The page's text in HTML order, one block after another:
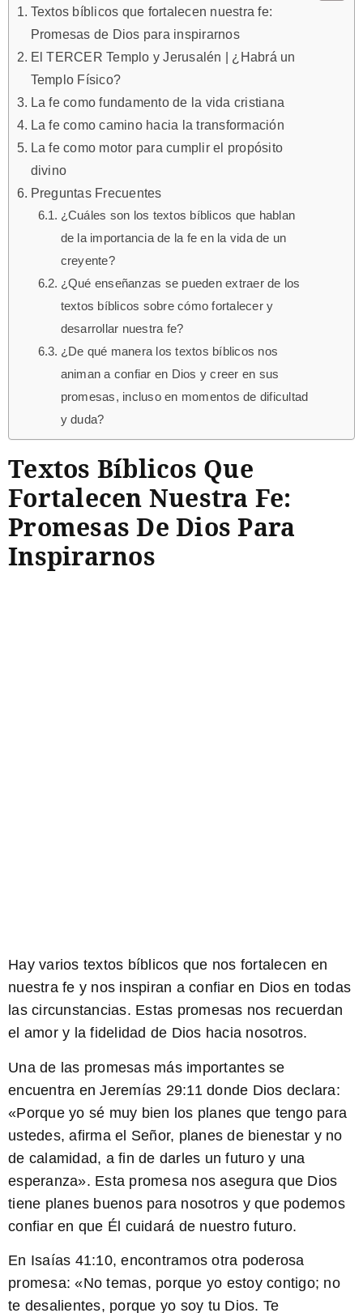
Textos bíblicos que fortalecen nuestra fe:
Promesas de Dios para inspirarnos
El TERCER Templo y Jerusalén | ¿Habrá un
Templo Físico?
La fe como fundamento de la vida cristiana
La fe como camino hacia la transformación
La fe como motor para cumplir el propósito
divino
Preguntas Frecuentes
¿Cuáles son los textos bíblicos que hablan
de la importancia de la fe en la vida de un
creyente?
¿Qué enseñanzas se pueden extraer de los
textos bíblicos sobre cómo fortalecer y
desarrollar nuestra fe?
¿De qué manera los textos bíblicos nos
animan a confiar en Dios y creer en sus
promesas, incluso en momentos de dificultad
y duda?
Textos Bíblicos Que
Fortalecen Nuestra Fe:
Promesas De Dios Para
Inspirarnos
Hay varios textos bíblicos que nos fortalecen en
nuestra fe y nos inspiran a confiar en Dios en todas
las circunstancias. Estas promesas nos recuerdan
el amor y la fidelidad de Dios hacia nosotros.
Una de las promesas más importantes se
encuentra en Jeremías 29:11 donde Dios declara:
«Porque yo sé muy bien los planes que tengo para
ustedes, afirma el Señor, planes de bienestar y no
de calamidad, a fin de darles un futuro y una
esperanza». Esta promesa nos asegura que Dios
tiene planes buenos para nosotros y que podemos
confiar en que Él cuidará de nuestro futuro.
En Isaías 41:10, encontramos otra poderosa
promesa: «No temas, porque yo estoy contigo; no
te desalientes, porque yo soy tu Dios. Te